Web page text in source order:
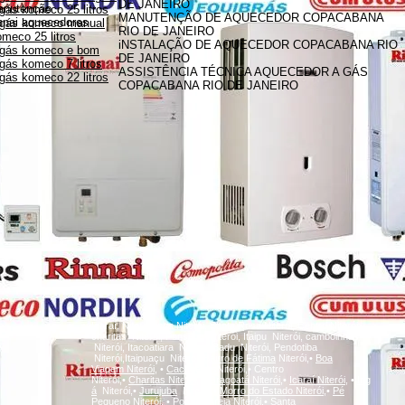
komeco 25 litros
komeco manual
25 litros
komeco e bom
komeco 7 litros
komeco 22 litros
DE JANEIRO
MANUTENÇÃO DE AQUECEDOR COPACABANA
RIO DE JANEIRO
iNSTALAÇÃO DE AQUECEDOR COPACABANA RIO
DE JANEIRO
ASSISTÊNCIA TÉCNICA AQUECEDOR A GÁS
COPACABANA RIO DE JANEIRO
aquecedores
Icaraí, Niterói, ingaNiterói, Santa Rosa Niterói, Centro Niterói,
charitas Niterói, Fonseca Niterói, Itaipu Niterói, camboinhas
Niterói, Itacoatiara Niterói, Badu Niterói, Pendotiba
Niterói,Itaipuaçu Niterói,
Bairro de Fátima Niterói,• Boa
Viagem Niterói, • Cachoeiras
Niterói,• Centro
Niterói,• Charitas Niterói, Gragoatá Niterói, • IcaraíNiterói, •
Ing
á Niterói,• Jurujuba Niterói,• Morro do Estado Niterói, • Pé
Pequeno Niterói,• Ponta d'AreiaNiterói, • Santa